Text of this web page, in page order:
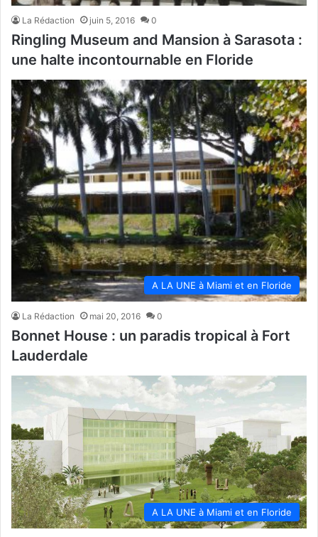
La Rédaction juin 5, 2016 0
Ringling Museum and Mansion à Sarasota :
une halte incontournable en Floride
A LA UNE à Miami et en Floride
La Rédaction mai 20, 2016 0
Bonnet House : un paradis tropical à Fort
Lauderdale
A LA UNE à Miami et en Floride